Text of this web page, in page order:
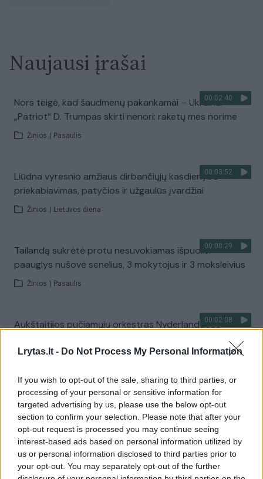
Lrytas.lt - Do Not Process My Personal Information
If you wish to opt-out of the sale, sharing to third parties, or
processing of your personal or sensitive information for
targeted advertising by us, please use the below opt-out
section to confirm your selection. Please note that after your
opt-out request is processed you may continue seeing
interest-based ads based on personal information utilized by
us or personal information disclosed to third parties prior to
your opt-out. You may separately opt-out of the further
Naujausi įrašai
00:02:40
Nors teigė, kad šaudmenų pakankamai – Ukrainai
„Patriot“ D. Trumpas skirti nenori: raketų mes norime
Žinios Pasaulis
00:03:52
Liūdna vyresnio amžiaus dirbančiųjų kasdienybė –
priekabiavimas, patyčios ir užgaulūs įvardžiai
Žinios Lietuvos diena
00:00:29
Tailandą sukrėtė protu nesuvokiamas išpuolis:
paauglys nušovė senelius, 3 mokytojus ir 3 moksleivius
Žinios Pasaulis
00:02:08
Aukštaitijos pučiamųjų orkestras Nyderlanduose
Žinios
Visi įrašai
Žiūrimiausi įrašai